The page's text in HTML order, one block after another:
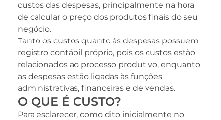
custos das despesas, principalmente na hora
de calcular o preço dos produtos finais do seu
negócio.
Tanto os custos quanto às despesas possuem
registro contábil próprio, pois os custos estão
relacionados ao processo produtivo, enquanto
as despesas estão ligadas às funções
administrativas, financeiras e de vendas.
O QUE É CUSTO?
Para esclarecer, como dito inicialmente no